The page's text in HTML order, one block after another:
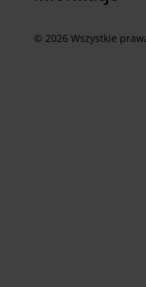
© 2026 Wszystkie